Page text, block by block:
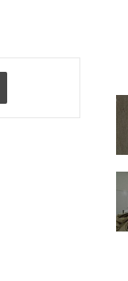
Print